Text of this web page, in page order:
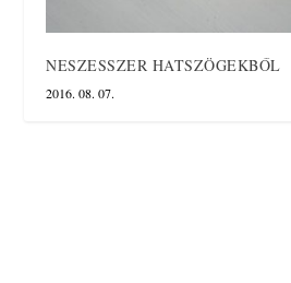
NESZESSZER HATSZÖGEKBŐL
2016. 08. 07.